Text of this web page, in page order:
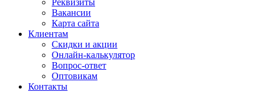
Реквизиты
Вакансии
Карта сайта
Клиентам
Скидки и акции
Онлайн-калькулятор
Вопрос-ответ
Оптовикам
Контакты